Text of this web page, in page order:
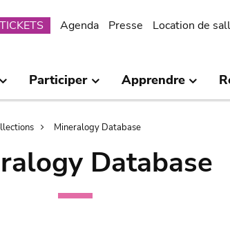
TICKETS Agenda Presse Location de
Participer Apprendre
Mineralogy Database
Database